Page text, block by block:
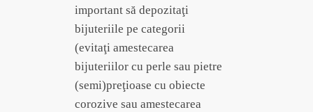
important să depozitaţi
bijuteriile pe categorii
(evitaţi amestecarea
bijuteriilor cu perle sau pietre
(semi)preţioase cu obiecte
corozive sau amestecarea